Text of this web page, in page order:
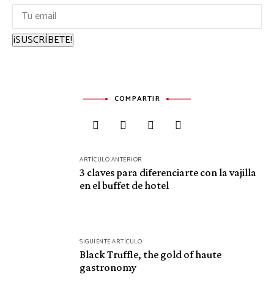
¡SUSCRÍBETE!
COMPARTIR
ARTÍCULO ANTERIOR
3 claves para diferenciarte con la vajilla
en el buffet de hotel
SIGUIENTE ARTÍCULO
Black Truffle, the gold of haute
gastronomy